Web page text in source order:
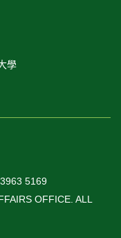
學
5169
OFFICE. ALL